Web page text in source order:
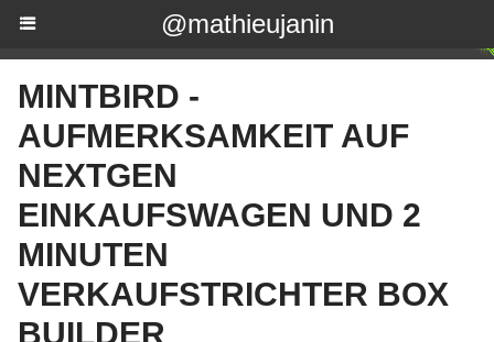
@mathieujanin
MINTBIRD -
AUFMERKSAMKEIT AUF
NEXTGEN
EINKAUFSWAGEN UND 2
MINUTEN
VERKAUFSTRICHTER BOX
BUILDER